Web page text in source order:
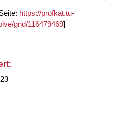
https://profkat.tu-
gnd/116479469]